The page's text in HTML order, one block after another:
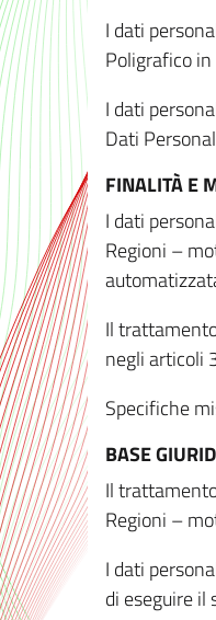
I dati
Poligrafico
I dati
Dati
FINALITÀ E
I dati
Regioni –
Il
negli articoli
Specifiche
BASE
Il
Regioni –
I dati
di eseguire il